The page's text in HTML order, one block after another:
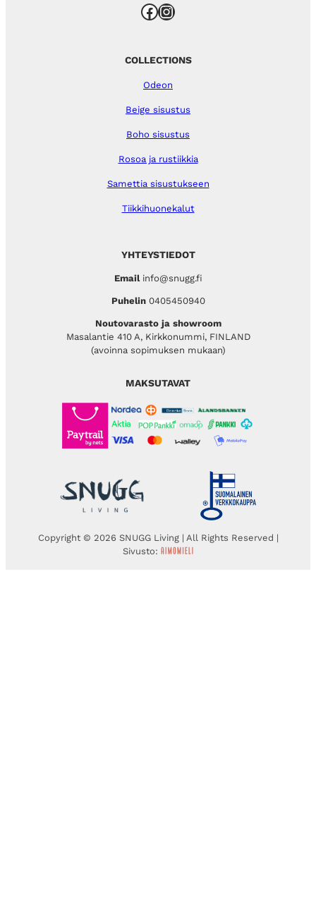
Facebook Instagram
YHTEYSTIEDOT
Emailinfo@snugg.fi
Puhelin 0405450940
Noutovarasto ja showroom
Masalantie 410 A, Kirkkonummi, FINLAND
(avoinna sopimuksen mukaan)
COLLECTIONS
Odeon
Beige sisustus
Boho sisustus
Rosoa ja rustiikkia
Samettia sisustukseen
Tiikkihuonekalut
MAKSUTAVAT
Copyright © 2026 SNUGG Living | All Rights Reserved |
Sivusto: